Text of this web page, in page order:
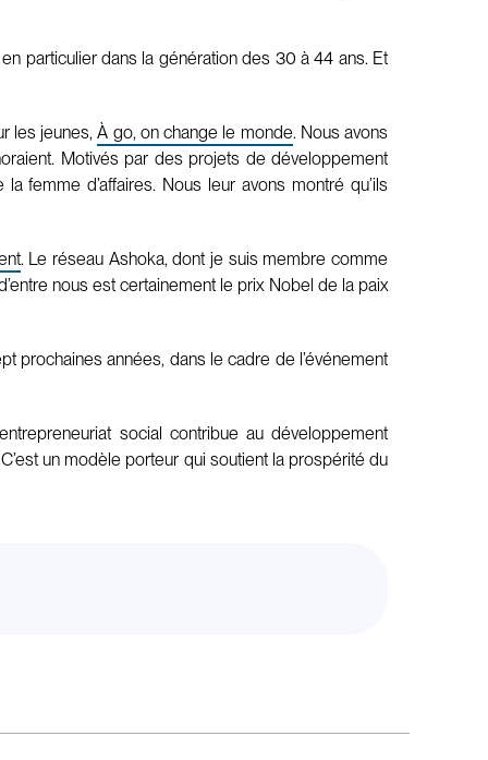
particulier dans la génération des 30 à 44 ans. Et
les jeunes,À go, on change le monde. Nous avons
Motivés par des projets de développement
femme d’affaires. Nous leur avons montré qu’ils
. Le réseau Ashoka, dont je suis membre comme
nous est certainement le prix Nobel de la paix
prochaines années, dans le cadre de l’événement
social contribue au développement
un modèle porteur qui soutient la prospérité du